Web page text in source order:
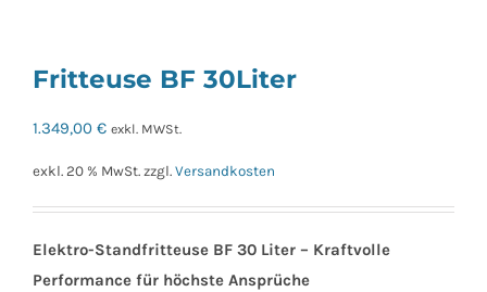
Fritteuse BF 30Liter
1.349,00 € exkl. MWSt.
exkl. 20 % MwSt. zzgl. Versandkosten
Elektro-Standfritteuse BF 30 Liter – Kraftvolle
Performance für höchste Ansprüche